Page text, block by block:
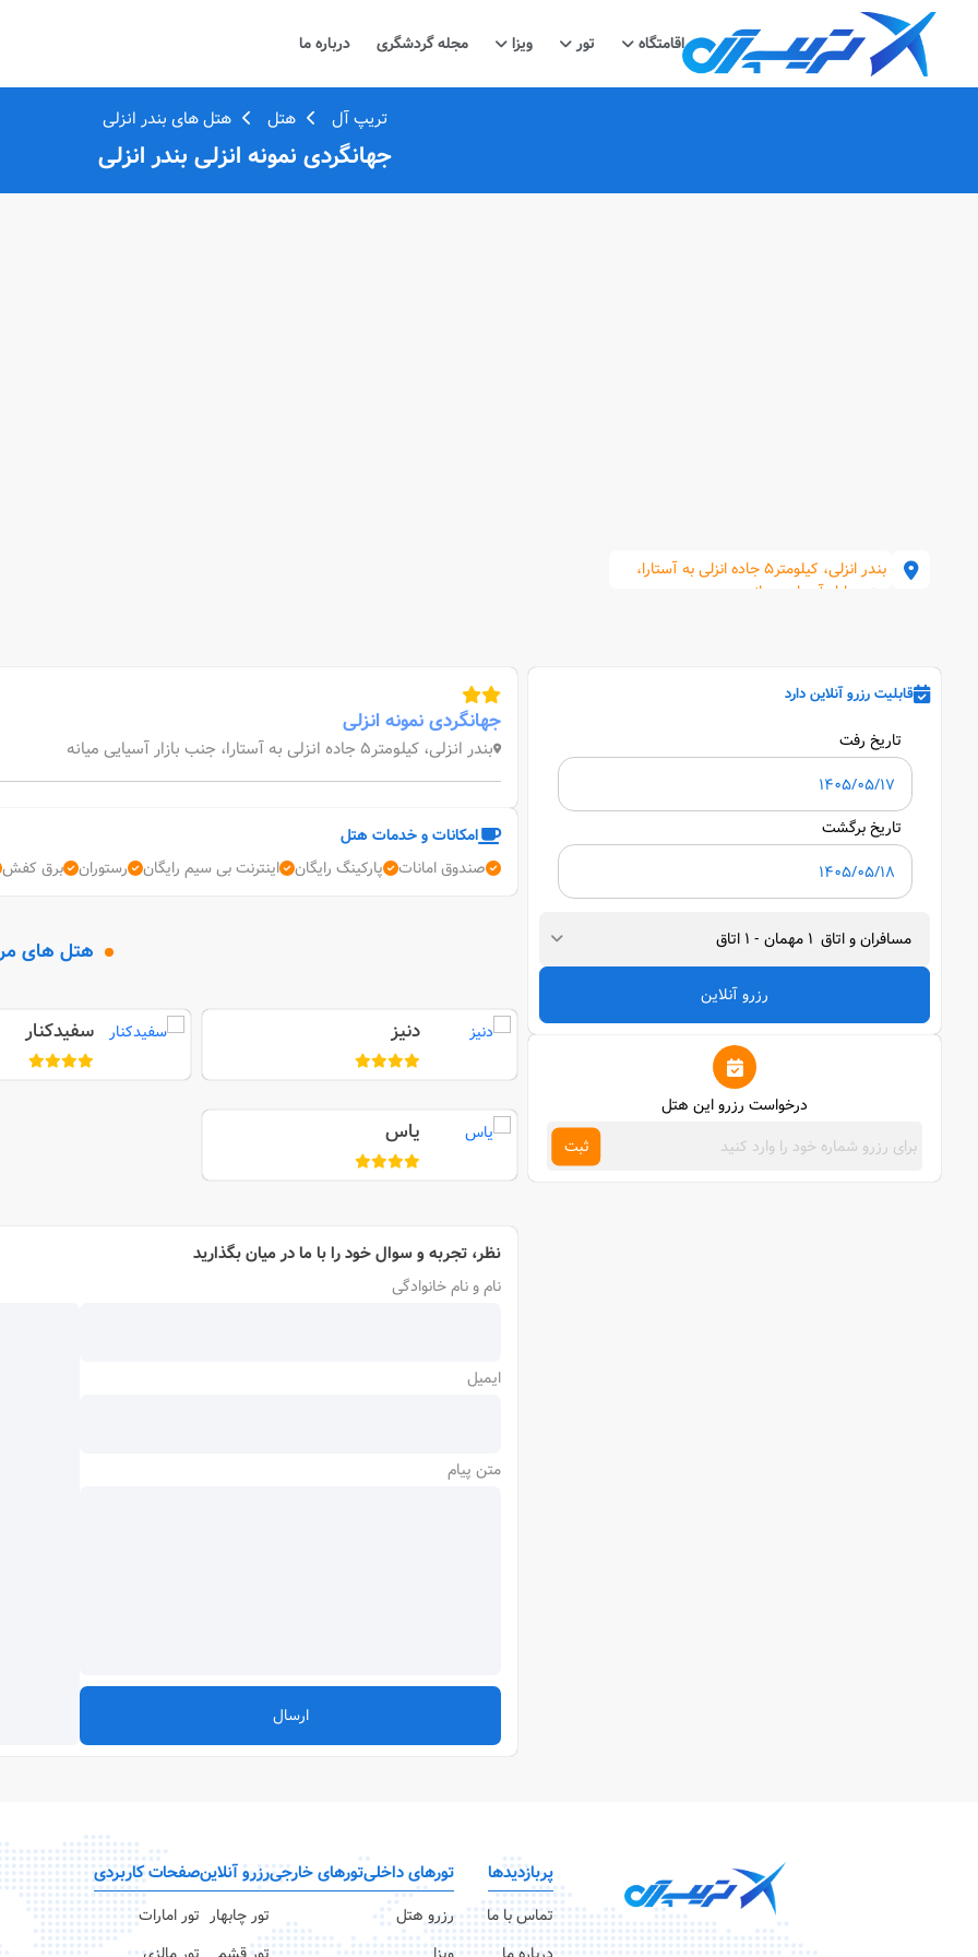
اقامتگاه تور ویزا مجله گردشگری درباره ما
تریپ آل هتل هتل های بندر انزلی
جهانگردی نمونه انزلی بندر انزلی
بندر انزلی، کیلومتر5 جاده انزلی به آستارا،
جنب بازار آسیایی میانه
قابلیت رزرو آنلاین دارد
تاریخ رفت
تاریخ برگشت
مسافران و اتاق 1 مهمان -
1 اتاق
رزرو آنلاین
درخواست رزرو این هتل
ثبت
جهانگردی نمونه انزلی
بندر انزلی، کیلومتر5 جاده انزلی به آستارا، جنب بازار آسیایی میانه
امکانات و خدمات هتل
صندوق امانات
پارکینگ رایگان اینترنت بی سیم رایگان رستوران برق کفش
هتل های
دنیز سفیدکنار
یاس
نظر، تجربه و سوال خود را با ما در میان بگذارید
نام و نام خانوادگی
ایمیل
متن پیام
ارسال
پربازدیدها
تماس با ما
تورهای داخلی
رزرو هتل
تورهای خارجیرزرو آنلاین
تور چابهار
صفحات کاربردی
تور امارات